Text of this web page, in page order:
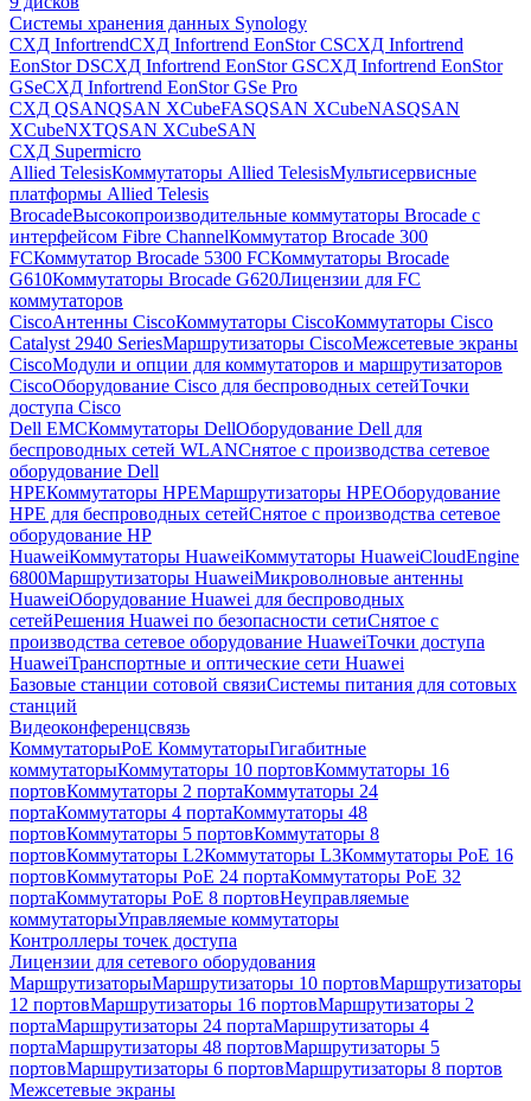
Системы хранения данных Synology
СХД InfortrendСХД Infortrend EonStor CSСХД Infortrend
EonStor DSСХД Infortrend EonStor GSСХД Infortrend EonStor
GSeСХД Infortrend EonStor GSe Pro
СХД QSANQSAN XCubeFASQSAN XCubeNASQSAN
XCubeNXTQSAN XCubeSAN
СХД Supermicro
Allied TelesisКоммутаторы Allied TelesisМультисервисные
платформы Allied Telesis
BrocadeВысокопроизводительные коммутаторы Brocade с
интерфейсом Fibre ChannelКоммутатор Brocade 300
FCКоммутатор Brocade 5300 FCКоммутаторы Brocade
G610Коммутаторы Brocade G620Лицензии для FC
коммутаторов
CiscoАнтенны CiscoКоммутаторы CiscoКоммутаторы Cisco
Catalyst 2940 SeriesМаршрутизаторы CiscoМежсетевые экраны
CiscoМодули и опции для коммутаторов и маршрутизаторов
CiscoОборудование Cisco для беспроводных сетейТочки
доступа Cisco
Dell EMCКоммутаторы DellОборудование Dell для
беспроводных сетей WLANСнятое с производства сетевое
оборудование Dell
HPEКоммутаторы HPEМаршрутизаторы HPEОборудование
HPE для беспроводных сетейСнятое с производства сетевое
оборудование HP
HuaweiКоммутаторы HuaweiКоммутаторы HuaweiCloudEngine
6800Маршрутизаторы HuaweiМикроволновые антенны
HuaweiОборудование Huawei для беспроводных
сетейРешения Huawei по безопасности сетиСнятое с
производства сетевое оборудование HuaweiТочки доступа
HuaweiТранспортные и оптические сети Huawei
Базовые станции сотовой связиСистемы питания для сотовых
станций
Видеоконференцсвязь
КоммутаторыPoE КоммутаторыГигабитные
коммутаторыКоммутаторы 10 портовКоммутаторы 16
портовКоммутаторы 2 портаКоммутаторы 24
портаКоммутаторы 4 портаКоммутаторы 48
портовКоммутаторы 5 портовКоммутаторы 8
портовКоммутаторы L2Коммутаторы L3Коммутаторы PoE 16
портовКоммутаторы PoE 24 портаКоммутаторы PoE 32
портаКоммутаторы PoE 8 портовНеуправляемые
коммутаторыУправляемые коммутаторы
Контроллеры точек доступа
Лицензии для сетевого оборудования
МаршрутизаторыМаршрутизаторы 10 портовМаршрутизаторы
12 портовМаршрутизаторы 16 портовМаршрутизаторы 2
портаМаршрутизаторы 24 портаМаршрутизаторы 4
портаМаршрутизаторы 48 портовМаршрутизаторы 5
портовМаршрутизаторы 6 портовМаршрутизаторы 8 портов
Межсетевые экраны